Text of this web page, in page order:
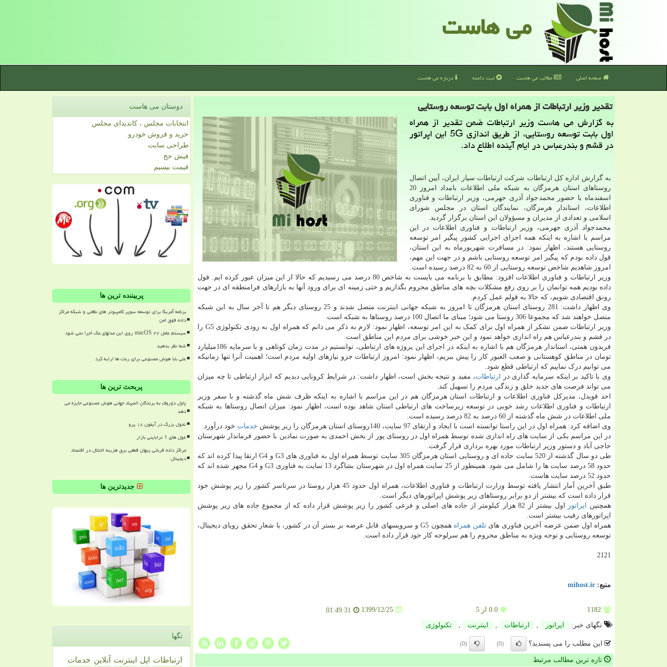
می هاست
صفحه اصلی مطالب می هاست ثبت دامنه درباره می هاست
تقدیر وزیر ارتباطات از همراه اول بابت توسعه روستایی
به گزارش می هاست وزیر ارتباطات ضمن تقدیر از همراه
اول بابت توسعه روستایی، از طریق اندازی 5G این اپراتور
در قشم و بندرعباس در ایام آینده اطلاع داد.
به گزارش اداره کل ارتباطات شرکت ارتباطات سیار ایران، آیین اتصال
روستاهای استان هرمزگان به شبکه ملی اطلاعات بامداد امروز 20
اسفندماه با حضور محمدجواد آذری جهرمی، وزیر ارتباطات و فناوری
اطلاعات، استاندار هرمزگان، نمایندگان استان در مجلس شورای
اسلامی و تعدادی از مدیران و مسؤولان این استان برگزار گردید.
محمدجواد آذری جهرمی، وزیر ارتباطات و فناوری اطلاعات در این
مراسم با اشاره به اینکه همه اجزای اجرایی کشور پیگیر امر توسعه
روستایی هستند، اظهار نمود: در مسافرت شهریورماه به این استان،
قول داده بودم که پیگیر امر توسعه روستایی باشم و در جهت این مهم،
امروز شاهدیم شاخص توسعه روستایی از 60 به 82 درصد رسیده است.
وزیر ارتباطات و فناوری اطلاعات افزود: مطابق با برنامه می بایست به شاخص 80 درصد می رسیدیم که حالا از این میزان عبور کرده ایم. قول
داده بودیم همه توانمان را بر روی رفع مشکلات بچه های مناطق محروم بگذاریم و حتی زمینه ای برای ورود آنها به بازارهای فرامنطقه ای در جهت
رونق اقتصادی شویم، که حالا به قولم عمل کردم.
وی اظهار داشت: 281 روستای استان هرمزگان تا امروز به شبکه جهانی اینترنت متصل شدند و 25 روستای دیگر هم تا آخر سال به این شبکه
متصل خواهند شد که مجموعا 306 روستا می شود؛ مبنای ما اتصال 100 درصد روستاها به شبکه است.
وزیر ارتباطات ضمن تشکر از همراه اول برای کمک به این امر توسعه، اظهار نمود: لازم به ذکر می دانم که همراه اول به زودی تکنولوژی G5 را
در قشم و بندرعباس هم راه اندازی خواهد نمود و این خبر خوشی برای مردم این مناطق است.
فریدون همتی، استاندار هرمزگان هم با اشاره به اینکه در اجرای این پروژه های ارتباطی، توانستیم در مدت زمان کوتاهی و با سرمایه 186میلیارد
تومان در مناطق کوهستانی و صعب العبور کار را پیش ببریم، اظهار نمود: امروز ارتباطات جزو نیازهای اولیه مردم است؛ اهمیت آنرا تنها زمانیکه
می توانیم درک نماییم که ارتباطی قطع شود.
وی با تاکید بر اینکه سرمایه گذاری در
ارتباطات، مفید و نتیجه بخش است، اظهار داشت: در شرایط کرونایی دیدیم که ابزار ارتباطی تا چه میزان
می تواند فرصت های جدید خلق و زندگی مردم را تسهیل کند.
احد قویدل، مدیرکل فناوری اطلاعات و ارتباطات استان هرمزگان هم در این مراسم با اشاره به اینکه ظرف شش ماه گذشته و با سفر وزیر
ارتباطات و فناوری اطلاعات رشد خوبی در توسعه زیرساخت های ارتباطی استان شاهد بوده است، اظهار نمود: میزان اتصال روستاها به شبکه
ملی اطلاعات در شش ماه گذشته از 60 درصد به 82 درصد رسیده است.
وی اضافه کرد: همراه اول در این راستا توانسته است با ایجاد و ارتقای 97 سایت، 140روستای استان هرمزگان را زیر پوشش
خدمات خود درآورد.
در این مراسم یکی از سایت های راه اندازی شده توسط همراه اول در روستای پور از بخش احمدی به صورت نمادین با حضور فرماندار شهرستان
حاجی آباد و دستور وزیر ارتباطات مورد بهره برداری قرار گرفت.
طی دو سال گذشته از 520 سایت جاده ای و روستایی استان هرمزگان 305 سایت توسط همراه اول به فناوری های G3 و G4 ارتقا پیدا کرده اند که
حدود 58 درصد سایت ها را شامل می شود. همینطور از 25 سایت همراه اول در شهرستان بشاگرد 13 سایت به فناوری G3 و G4 مجهز شده اند که
حدود 52 درصد سایت هاست.
طبق آخرین آمار انتشار یافته توسط وزارت ارتباطات و فناوری اطلاعات، همراه اول حدود 45 هزار روستا در سرتاسر کشور را زیر پوشش خود
قرار داده است که بیشتر از دو برابر روستاهای زیر پوشش اپراتورهای دیگر است.
همچنین
اپراتور
اول بیشتر از 82 هزار کیلومتر از جاده های اصلی و فرعی کشور را زیر پوشش قرار داده که از مجموع جاده های زیر پوشش
اپراتورهای رقیب بیشتر است.
همراه اول ضمن عرضه آخرین فناوری هایتلفن همراه
همچون G5 و سرویسهای قابل عرضه بر بستر آن در کشور، با شعار تحقق رویای دیجیتال،
توسعه روستایی و توجه ویژه به مناطق محروم را هم سرلوحه کار خود قرار داده است.
2121
منبع: mihost.ir
1182
0.0از 5 1399/12/25
01:49:31
تگهای خبر:
اپراتور ارتباطات اینترنت تكنولوژی
این مطلب را می پسندید؟ (0)
(0)
تازه ترین مطالب مرتبط
دوستان می هاست
انتخابات مجلس ، کاندیدای مجلس
خرید و فروش خودرو
طراحی سایت
فیش حج
قیمت بیسیم
پربیننده ترین ها
برنامه آمریکا برای توسعه سوپر کامپیوتر های نظامی و شبکه مراکز
داده فوق امن
سیستم عامل macOS ۲۷ روی این مدلهای مک اجرا نمی شود
شما نظر بدهید
علی بابا هوش مصنوعی برای ربات ها ارایه کرد
پربحث ترین ها
پاول دوروف به برندگان المپیاد جهانی هوش مصنوعی جایزه می
دهد
تحول بزرگ در آیفون ۱۸ پرو
غول های 1 ترابایتی بازار
مراکز داده قربانی پنهان قطعی برق هزینه اختلال در اقتصاد
دیجیتال
جدیدترین ها
تگها
ارتباطات اپل اینترنت آنلاین خدمات